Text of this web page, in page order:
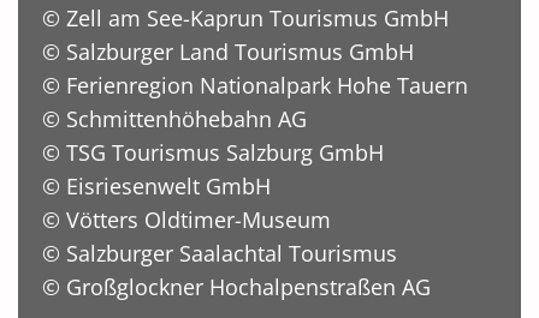
© Zell am See-Kaprun Tourismus GmbH
© Salzburger Land Tourismus GmbH
© Ferienregion Nationalpark Hohe Tauern
© Schmittenhöhebahn AG
© TSG Tourismus Salzburg GmbH
© Eisriesenwelt GmbH
© Vötters Oldtimer-Museum
© Salzburger Saalachtal Tourismus
© Großglockner Hochalpenstraßen AG